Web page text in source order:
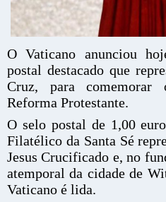
O Vaticano anunciou
postal destacado que
Cruz, para comemorar
Reforma Protestante.
O selo postal de 1,00
Filatélico da Santa Sé
Jesus Crucificado e, no
atemporal da cidade de
Vaticano é lida.